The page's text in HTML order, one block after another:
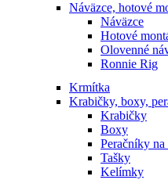
Náväzce, hotové
Náväzce
Hotové
Olovenné
Ronnie Rig
Krmítka
Krabičky, boxy,
Krabičky
Boxy
Peračníky na
Tašky
Kelímky